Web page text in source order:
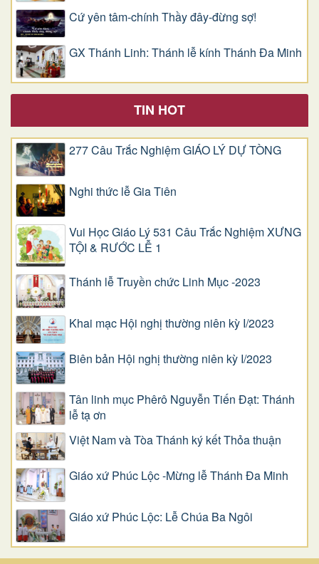
Cứ yên tâm-chính Thầy đây-đừng sợ!
GX Thánh Linh: Thánh lễ kính Thánh Đa Minh
TIN HOT
277 Câu Trắc Nghiệm GIÁO LÝ DỰ TÒNG
Nghi thức lễ Gia Tiên
Vui Học Giáo Lý 531 Câu Trắc Nghiệm XƯNG
TỘI & RƯỚC LỄ 1
Thánh lễ Truyền chức Linh Mục -2023
Khai mạc Hội nghị thường niên kỳ I/2023
Biên bản Hội nghị thường niên kỳ I/2023
Tân linh mục Phêrô Nguyễn Tiến Đạt: Thánh
lễ tạ ơn
Việt Nam và Tòa Thánh ký kết Thỏa thuận
Giáo xứ Phúc Lộc -Mừng lễ Thánh Đa Minh
Giáo xứ Phúc Lộc: Lễ Chúa Ba Ngôi